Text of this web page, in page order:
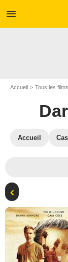
menu
Accueil Tous les films
Accueil